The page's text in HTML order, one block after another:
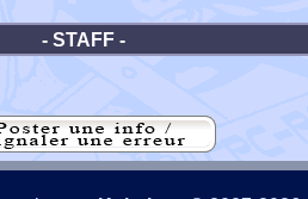
- STAFF -